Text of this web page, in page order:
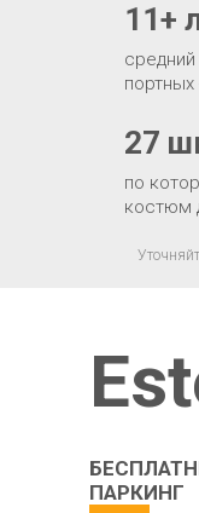
по
костюм
27
портных
11+
ПАРКИНГ